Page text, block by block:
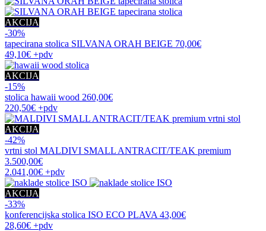
AKCIJA
-30%
tapecirana stolica SILVANA ORAH BEIGE 70,00€
49,10€ +pdv
AKCIJA
-15%
stolica hawaii wood 260,00€
220,50€ +pdv
AKCIJA
-42%
vrtni stol MALDIVI SMALL ANTRACIT/TEAK premium
3.500,00€
2.041,00€ +pdv
AKCIJA
-33%
konferencijska stolica ISO ECO PLAVA 43,00€
28,60€ +pdv